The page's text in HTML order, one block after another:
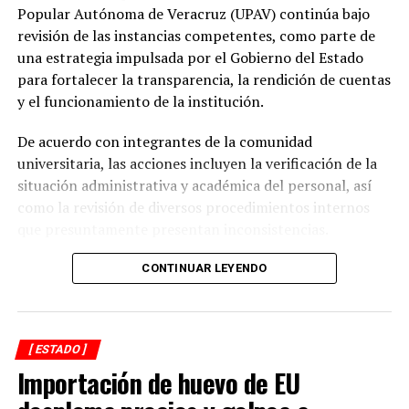
gestionando recursos y proyectos que contribuyan al
desarrollo del municipio y al bienestar de las familias
alvaradeñas”.
Por último, reconoció y agradeció a la gobernadora del
Alvarado, así como a personal directivo de la CFE por la
disposición y coordinación institucional para impulsar
estas importantes acciones en beneficio del municipio.
Popular Autónoma de Veracruz (UPAV) continúa bajo
revisión de las instancias competentes, como parte de
una estrategia impulsada por el Gobierno del Estado
para fortalecer la transparencia, la rendición de cuentas
y el funcionamiento de la institución.
De acuerdo con integrantes de la comunidad
universitaria, las acciones incluyen la verificación de la
situación administrativa y académica del personal, así
como la revisión de diversos procedimientos internos
Entre los aspectos que son objeto de análisis se
encuentran posibles casos de docentes con asignaciones
simultáneas en distintos centros de estudio, la
validación de documentación académica de directivos,
adeudos en la entrega de calificaciones, denuncias por
presuntos cobros indebidos relacionados con
certificados y asesorías de titulación, así como la
CONTINUAR LEYENDO
[ ESTADO ]
Importación de huevo de EU